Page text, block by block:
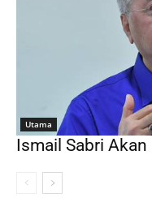
Utama
Ismail Sabri